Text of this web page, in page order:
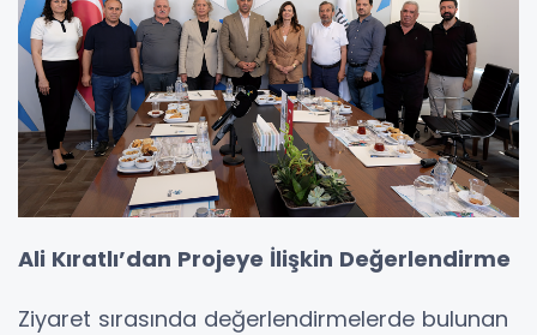
Ali Kıratlı’dan Projeye İlişkin Değerlendirme
Ziyaret sırasında değerlendirmelerde bulunan